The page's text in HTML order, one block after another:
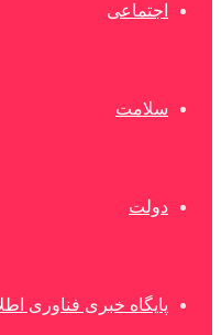
اجتماعی
سلامت
دولت
پایگاه خبری فناوری